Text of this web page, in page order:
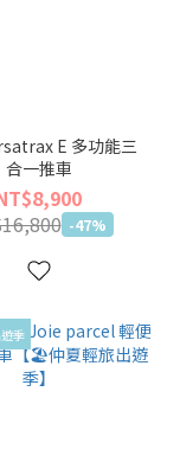
E 多功能三
合一推車
-47%
季